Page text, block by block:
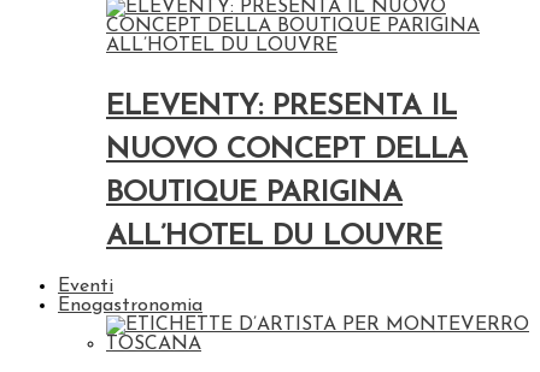
ELEVENTY: PRESENTA IL
NUOVO CONCEPT DELLA
BOUTIQUE PARIGINA
ALL’HOTEL DU LOUVRE
Eventi
Enogastronomia